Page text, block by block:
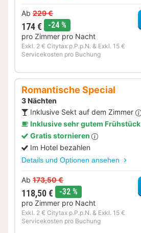
Ab 229 €
174 € -24 %
pro Zimmer pro Nacht
Exkl. 2 € Citytax p.P.p.N. & Exkl. 15 €
Servicekosten pro Buchung
Romantische Special
3 Nächten
Inklusive Sekt auf dem Zimmer
Inklusive sehr gutem Frühstück
Gratis stornieren
Im Hotel bezahlen
Details und Optionen ansehen
Ab 173,50 €
118,50 € -32 %
pro Zimmer pro Nacht
Exkl. 2 € Citytax p.P.p.N. & Exkl. 15 €
Servicekosten pro Buchung